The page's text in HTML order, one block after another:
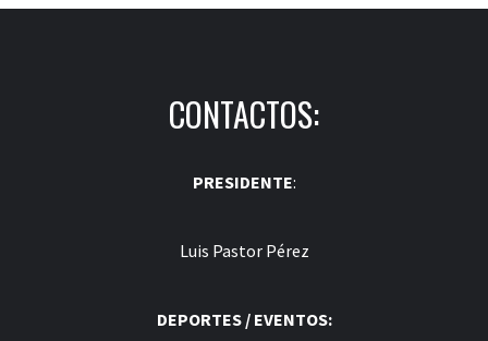
CONTACTOS:
PRESIDENTE:
Luis Pastor Pérez
DEPORTES / EVENTOS: